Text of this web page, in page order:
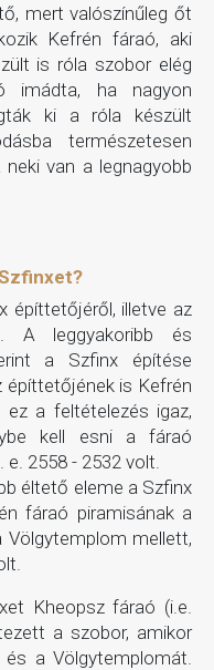
mert valószínűleg őt
Kefrén fáraó, aki
is róla szobor elég
imádta, ha nagyon
ki a róla készült
természetesen
van a legnagyobb
építtetőjéről, illetve az
A leggyakoribb és
a Szfinx építése
építtetőjének is Kefrén
a feltételezés igaz,
kell esni a fáraó
2558 - ‎2532 volt.
éltető eleme a Szfinx
fáraó piramisának a
Völgytemplom mellett,
Kheopsz fáraó (i.e.
a szobor, amikor
a Völgytemplomát.